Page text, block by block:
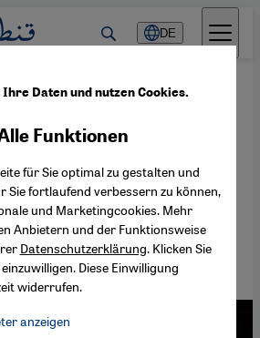
DE
im Wandel
Daten und nutzen Cookies.
Funktionen
für Sie optimal zu gestalten und
Sie fortlaufend verbessern zu können,
und Marketingcookies. Mehr
Anbietern und der Funktionsweise
Datenschutzerklärung. Klicken Sie
einzuwilligen. Diese Einwilligung
widerrufen.
anzeigen